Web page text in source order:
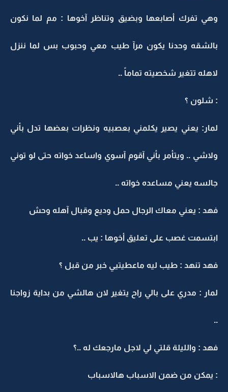
وهي تفرك أصابعها وبضيق وتناظر آخوها : مم لما نكون
بالشقه وحدنا يكون مرآ طيب معي وحبوب بس لما ننزل
لاهله تتغير شخصيته تماماً ..
: شلون ؟
لمار: يعني يصير يكلمني بعصبيه ونظرات بعضها تدل بأني
ولاشي .. ويتأمر بأني آقوم آسوي واساعد خواته حتى لو توني
جالسه يعني مساعده خواته ..
فهد : يعني معاك الرجال حمل وديع وقبال آهله وحش
ابتسمت غصب على تعليق أخوها : يب ..
فهد تنهد : طيب ليه ماعطيتيي خبر من قبل ؟
لمار : مدري على بالي راح يتغير لان هالشي من بداية زواجنا
..
فهد : والليلة قلتي لي لاجل مارجعك له ..؟
: يمكن من ضمن الاسباب هالاسباب